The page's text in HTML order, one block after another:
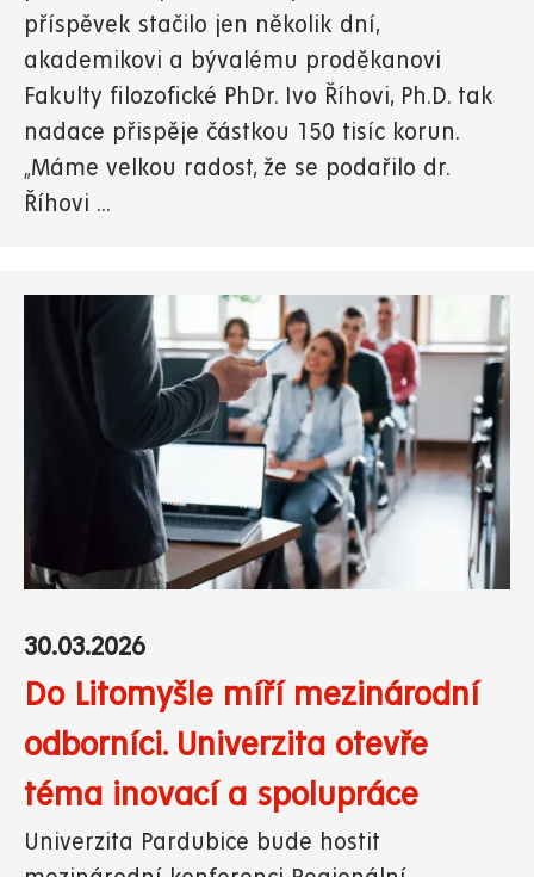
příspěvek stačilo jen několik dní,
akademikovi a bývalému proděkanovi
Fakulty filozofické PhDr. Ivo Říhovi, Ph.D. tak
nadace přispěje částkou 150 tisíc korun.
„Máme velkou radost, že se podařilo dr.
Říhovi ...
30.03.2026
Do Litomyšle míří mezinárodní
odborníci. Univerzita otevře
téma inovací a spolupráce
Univerzita Pardubice bude hostit